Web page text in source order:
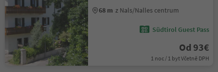
68 m z Nals/Nalles centrum
Südtirol Guest Pass
Od 93€
1 noc / 1 byt Včetně DPH